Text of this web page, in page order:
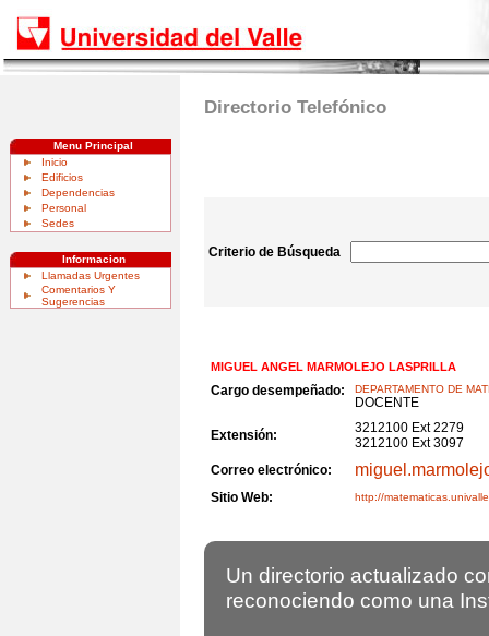
Directorio Telefónico
Menu Principal
Inicio
Edificios
Dependencias
Personal
Sedes
Informacion
Llamadas Urgentes
Comentarios Y
Sugerencias
Criterio de Búsqueda
MIGUEL ANGEL MARMOLEJO LASPRILLA
Cargo desempeñado: DEPARTAMENTO DE
DOCENTE
Extensión:
3212100 Ext 2279
3212100 Ext 3097
Correo electrónico:
Sitio Web: http://
Un directorio actualizado
reconociendo como una